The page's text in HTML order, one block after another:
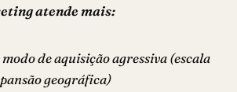
atende mais:
de aquisição agressiva (escala
geográfica)